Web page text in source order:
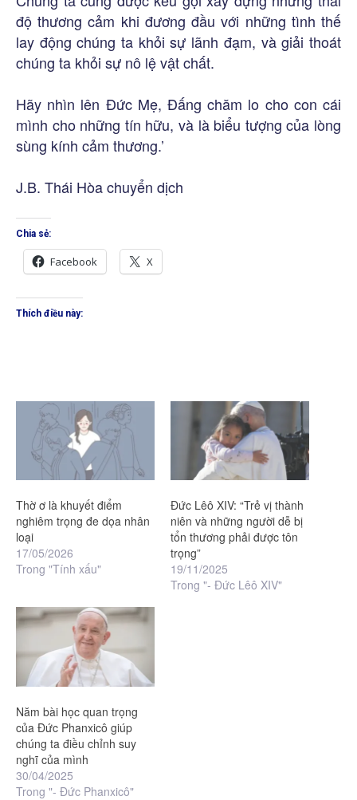
độ thương cảm khi đương đầu với những tình thế
lay động chúng ta khỏi sự lãnh đạm, và giải thoát
chúng ta khỏi sự nô lệ vật chất.
Hãy nhìn lên Đức Mẹ, Đấng chăm lo cho con cái
mình cho những tín hữu, và là biểu tượng của lòng
sùng kính cảm thương.’
J.B. Thái Hòa chuyển dịch
Chia sẻ:
Facebook X
Thích điều này:
Thờ ơ là khuyết điểm
nghiêm trọng đe dọa nhân
loại
17/05/2026
Trong "Tính xấu"
Đức Lêô XIV: “Trẻ vị thành
niên và những người dễ bị
tổn thương phải được tôn
trọng”
19/11/2025
Trong "- Đức Lêô XIV"
Năm bài học quan trọng
của Đức Phanxicô giúp
chúng ta điều chỉnh suy
nghĩ của mình
30/04/2025
Trong "- Đức Phanxicô"